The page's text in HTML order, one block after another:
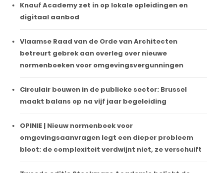
Knauf Academy zet in op lokale opleidingen en
digitaal aanbod
Vlaamse Raad van de Orde van Architecten
betreurt gebrek aan overleg over nieuwe
normenboeken voor omgevingsvergunningen
Circulair bouwen in de publieke sector: Brussel
maakt balans op na vijf jaar begeleiding
OPINIE | Nieuw normenboek voor
omgevingsaanvragen legt een dieper probleem
bloot: de complexiteit verdwijnt niet, ze verschuift